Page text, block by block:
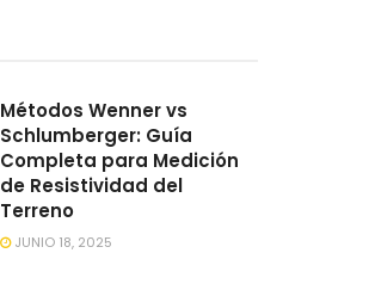
Métodos Wenner vs
Schlumberger: Guía
Completa para Medición
de Resistividad del
Terreno
JUNIO 18, 2025